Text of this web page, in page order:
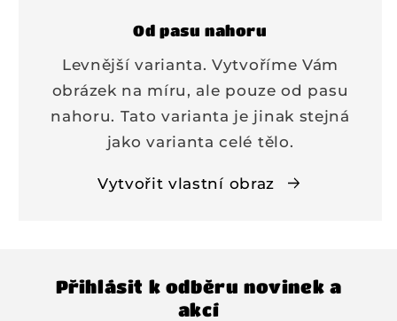
Od pasu nahoru
Levnější varianta. Vytvoříme Vám
obrázek na míru, ale pouze od pasu
nahoru. Tato varianta je jinak stejná
jako varianta celé tělo.
Vytvořit vlastní obraz
Přihlásit k odběru novinek a
akcí